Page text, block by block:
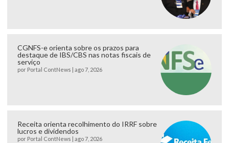
CGNFS-e orienta sobre os prazos para
destaque de IBS/CBS nas notas fiscais de
serviço
por Portal ContNews ago 7, 2026
Receita orienta recolhimento do IRRF sobre
lucros e dividendos
por Portal ContNews ago 7, 2026